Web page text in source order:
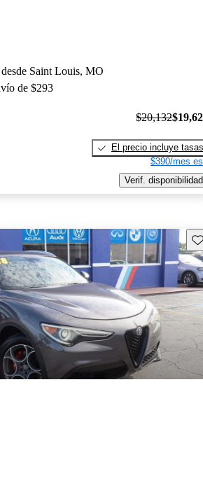
Saint Louis, MO
de $293
$20,132
El precio incluye tasas
$390/mes
Verif. disponibilidad